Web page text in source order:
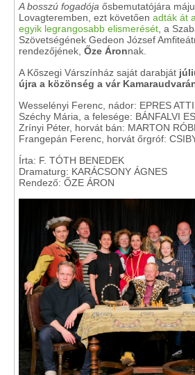
A bosszú fogadója ősbemutatójára
Lovagteremben, ezt követően adták át
egyik legrangosabb elismerését , a
Szövetségének Gedeon József
rendezőjének, Őze Áronnak.
A Kőszegi Várszínház saját darabját
újra a közönség a vár
Wesselényi Ferenc, nádor: EPRES
Széchy Mária, a felesége: BÁNFALVI
Zrínyi Péter, horvát bán: MARTON
Frangepán Ferenc, horvát őrgróf:
Írta: F. TÓTH BENEDEK
Dramaturg: KARÁCSONY ÁGNES
Rendező: ŐZE ÁRON